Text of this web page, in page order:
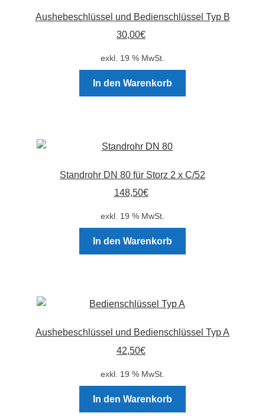
Aushebeschlüssel und Bedienschlüssel Typ B
30,00€
exkl. 19 % MwSt.
In den Warenkorb
Standrohr DN 80 für Storz 2 x C/52
148,50€
exkl. 19 % MwSt.
In den Warenkorb
Aushebeschlüssel und Bedienschlüssel Typ A
42,50€
exkl. 19 % MwSt.
In den Warenkorb